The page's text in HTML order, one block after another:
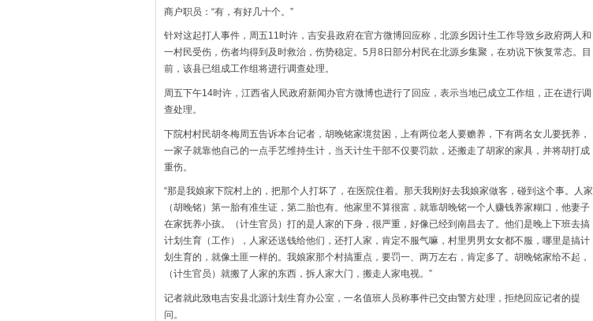
商户职员：“有，有好几十个。”
针对这起打人事件，周五11时许，吉安县政府在官方微博回应称，北源乡因计生工作导致乡政府两人和
一村民受伤，伤者均得到及时救治，伤势稳定。5月8日部分村民在北源乡集聚，在劝说下恢复常态。目
前，该县已组成工作组将进行调查处理。
周五下午14时许，江西省人民政府新闻办官方微博也进行了回应，表示当地已成立工作组，正在进行调
查处理。
下院村村民胡冬梅周五告诉本台记者，胡晚铭家境贫困，上有两位老人要赡养，下有两名女儿要抚养，
一家子就靠他自己的一点手艺维持生计，当天计生干部不仅要罚款，还搬走了胡家的家具，并将胡打成
重伤。
“那是我娘家下院村上的，把那个人打坏了，在医院住着。那天我刚好去我娘家做客，碰到这个事。人家
（胡晚铭）第一胎有准生证，第二胎也有。他家里不算很富，就靠胡晚铭一个人赚钱养家糊口，他妻子
在家抚养小孩。（计生官员）打的是人家的下身，很严重，好像已经到南昌去了。他们是晚上下班去搞
计划生育（工作），人家还送钱给他们，还打人家，肯定不服气嘛，村里男男女女都不服，哪里是搞计
划生育的，就像土匪一样的。我娘家那个村搞重点，要罚一、两万左右，肯定多了。胡晚铭家给不起，
（计生官员）就搬了人家的东西，拆人家大门，搬走人家电视。”
记者就此致电吉安县北源计划生育办公室，一名值班人员称事件已交由警方处理，拒绝回应记者的提
问。